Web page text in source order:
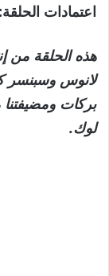
اعتمادات الحلقة:
هذه الحلقة من
لانوس وسبنسر
بركات
لوك.